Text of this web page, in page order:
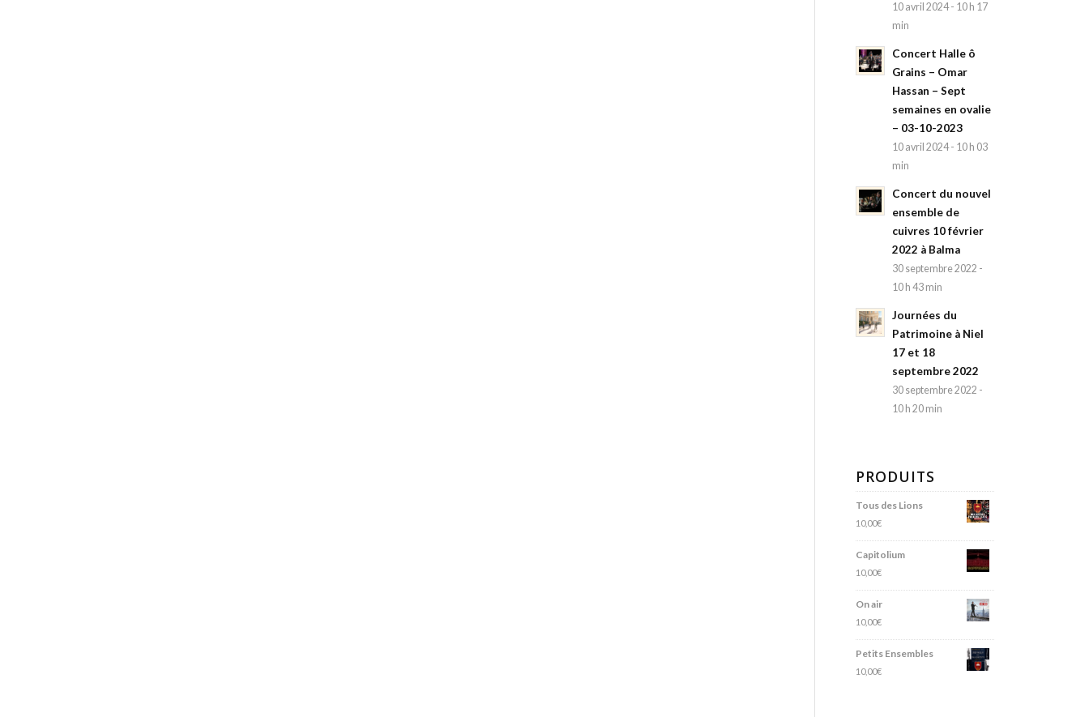
10 avril 2024 - 10 h 17
min
Concert Halle ô
Grains – Omar
Hassan – Sept
semaines en ovalie
– 03-10-2023
10 avril 2024 - 10 h 03
min
Concert du nouvel
ensemble de
cuivres 10 février
2022 à Balma
30 septembre 2022 -
10 h 43 min
Journées du
Patrimoine à Niel
17 et 18
septembre 2022
30 septembre 2022 -
10 h 20 min
PRODUITS
Tous des Lions
10,00€
Capitolium
10,00€
On air
10,00€
Petits Ensembles
10,00€